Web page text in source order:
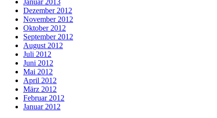
Dezember 2012
November 2012
Oktober 2012
September 2012
August 2012
Juli 2012
Juni 2012
Mai 2012
April 2012
März 2012
Februar 2012
Januar 2012